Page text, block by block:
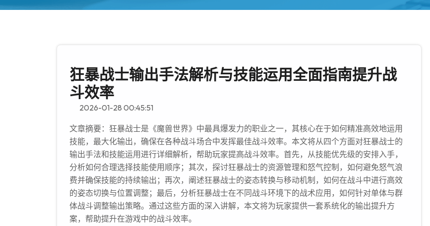
狂暴战士输出手法解析与技能运用全面指南提升战
斗效率
2026-01-28 00:45:51
文章摘要：狂暴战士是《魔兽世界》中最具爆发力的职业之一，其核心在于如何精准高效地运用
技能，最大化输出，确保在各种战斗场合中发挥最佳战斗效率。本文将从四个方面对狂暴战士的
输出手法和技能运用进行详细解析，帮助玩家提高战斗效率。首先，从技能优先级的安排入手，
分析如何合理选择技能使用顺序；其次，探讨狂暴战士的资源管理和怒气控制，如何避免怒气浪
费并确保技能的持续输出；再次，阐述狂暴战士的姿态转换与移动机制，如何在战斗中进行高效
的姿态切换与位置调整；最后，分析狂暴战士在不同战斗环境下的战术应用，如何针对单体与群
体战斗调整输出策略。通过这些方面的深入讲解，本文将为玩家提供一套系统化的输出提升方
案，帮助提升在游戏中的战斗效率。